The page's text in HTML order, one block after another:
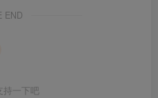
END
持一下吧